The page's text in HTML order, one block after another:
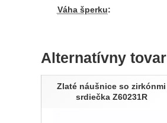
Váha šperku:
Alternatívny tovar
Zlaté náušnice so zirkónmi
srdiečka Z60231R